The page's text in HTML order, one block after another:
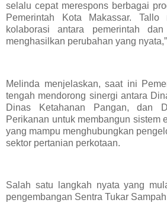
selalu cepat merespons berbagai
Pemerintah Kota Makassar. Tallo
kolaborasi antara pemerintah
menghasilkan perubahan yang
Melinda menjelaskan, saat ini
tengah mendorong sinergi antara
Dinas Ketahanan Pangan, dan
Perikanan untuk membangun sistem
yang mampu menghubungkan
sektor pertanian perkotaan.
Salah satu langkah nyata yang
pengembangan Sentra Tukar